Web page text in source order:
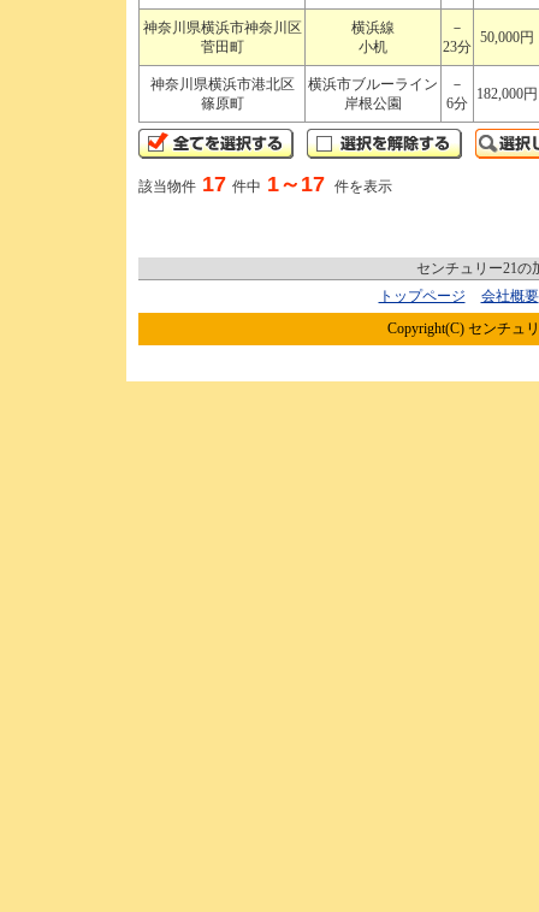
神奈川県横浜市神奈川区
菅田町
横浜線
小机
－
23分
50,000円
神奈川県横浜市港北区
篠原町
横浜市ブルーライン
岸根公園
－
6分
182,000円
該当物件 17 件中 1～17 件を表示
センチュリー21の
トップページ
会社概要
Copyright(C) センチュ